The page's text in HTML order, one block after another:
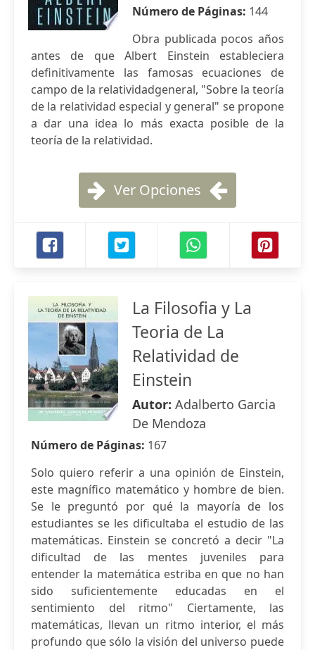
Número de Páginas: 144
Obra publicada pocos años
antes de que Albert Einstein estableciera
definitivamente las famosas ecuaciones de
campo de la relatividadgeneral, "Sobre la teoría
de la relatividad especial y general" se propone
a dar una idea lo más exacta posible de la
teoría de la relatividad.
Ver Opciones
La Filosofia y La
Teoria de La
Relatividad de
Einstein
Autor: Adalberto Garcia
De Mendoza
Número de Páginas: 167
Solo quiero referir a una opinión de Einstein,
este magnífico matemático y hombre de bien.
Se le preguntó por qué la mayoría de los
estudiantes se les dificultaba el estudio de las
matemáticas. Einstein se concretó a decir "La
dificultad de las mentes juveniles para
entender la matemática estriba en que no han
sido suficientemente educadas en el
sentimiento del ritmo" Ciertamente, las
matemáticas, llevan un ritmo interior, el más
profundo que sólo la visión del universo puede